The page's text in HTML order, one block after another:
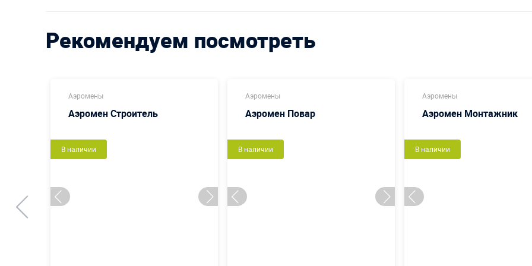
Рекомендуем посмотреть
Аэромены
Аэромен Строитель
В наличии
Аэромены
Аэромен Повар
В наличии
Аэромены
Аэромен Монтажник
В наличии